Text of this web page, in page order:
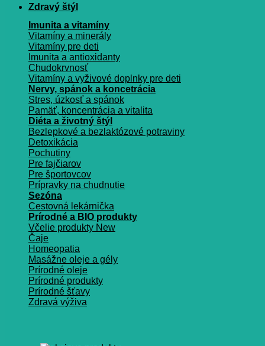
Zdravý štýl
Imunita a vitamíny
Vitamíny a minerály
Vitamíny pre deti
Imunita a antioxidanty
Chudokrvnosť
Vitamíny a vyživové doplnky pre deti
Nervy, spánok a koncetrácia
Stres, úzkosť a spánok
Pamäť, koncentrácia a vitalita
Diéta a životný štýl
Bezlepkové a bezlaktózové potraviny
Detoxikácia
Pochutiny
Pre fajčiarov
Pre športovcov
Prípravky na chudnutie
Sezóna
Cestovná lekárnička
Prírodné a BIO produkty
Včelie produkty
Čaje
Homeopatia
Masážne oleje a gély
Prírodné oleje
Prírodné produkty
Prírodné šťavy
Zdravá výživa